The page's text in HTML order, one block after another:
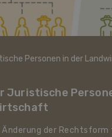
Bio-Artikel